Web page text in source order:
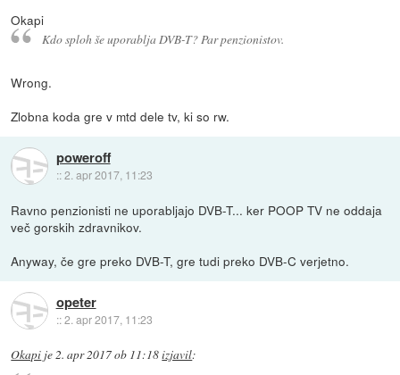
Okapi
Kdo sploh še uporablja DVB-T? Par penzionistov.
Wrong.
Zlobna koda gre v mtd dele tv, ki so rw.
poweroff
::2. apr 2017, 11:23
Ravno penzionisti ne uporabljajo DVB-T... ker POOP TV ne oddaja
več gorskih zdravnikov.
Anyway, če gre preko DVB-T, gre tudi preko DVB-C verjetno.
opeter
::2. apr 2017, 11:23
Okapi je2. apr 2017 ob 11:18izjavil: